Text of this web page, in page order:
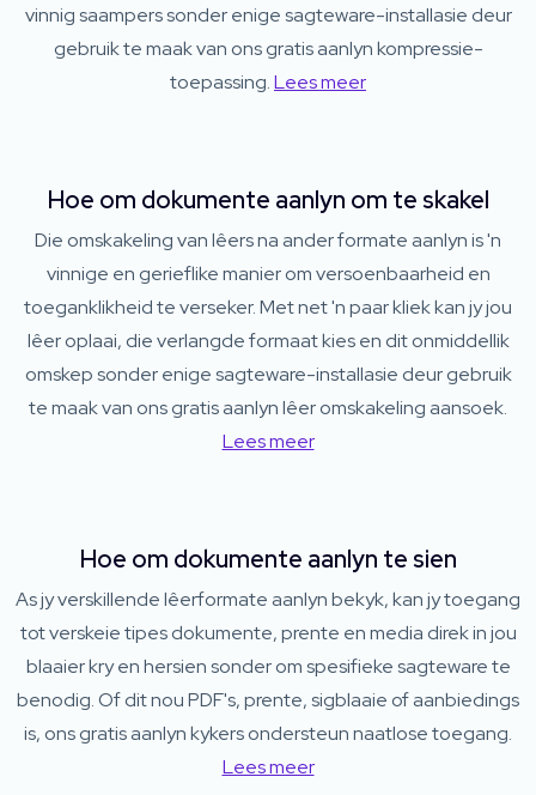
vinnig saampers sonder enige sagteware-installasie deur
gebruik te maak van ons gratis aanlyn kompressie-
toepassing.Lees meer
Hoe om dokumente aanlyn om te skakel
Die omskakeling van lêers na ander formate aanlyn is 'n
vinnige en gerieflike manier om versoenbaarheid en
toeganklikheid te verseker. Met net 'n paar kliek kan jy jou
lêer oplaai, die verlangde formaat kies en dit onmiddellik
omskep sonder enige sagteware-installasie deur gebruik
te maak van ons gratis aanlyn lêer omskakeling aansoek.
Lees meer
Hoe om dokumente aanlyn te sien
As jy verskillende lêerformate aanlyn bekyk, kan jy toegang
tot verskeie tipes dokumente, prente en media direk in jou
blaaier kry en hersien sonder om spesifieke sagteware te
benodig. Of dit nou PDF's, prente, sigblaaie of aanbiedings
is, ons gratis aanlyn kykers ondersteun naatlose toegang.
Lees meer